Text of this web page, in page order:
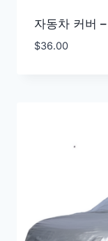
자동차 커버
$36.00